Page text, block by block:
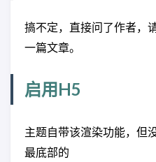
搞不定，直接问了作者，
一篇文章。
启用H5
主题自带该渲染功能，但
最底部的